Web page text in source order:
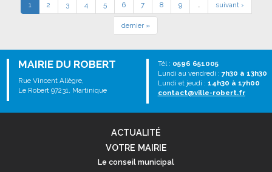
1 2 3 4 5 6 7 8 9 … suivant ›
dernier »
MAIRIE DU ROBERT
Rue Vincent Allègre,
Le Robert 97231, Martinique
Tél : 0596 651005
Lundi au vendredi : 7h30 à 13h30
Lundi et jeudi : 14h30 à 17h00
contact@ville-robert.fr
ACTUALITÉ
VOTRE MAIRIE
Le conseil municipal